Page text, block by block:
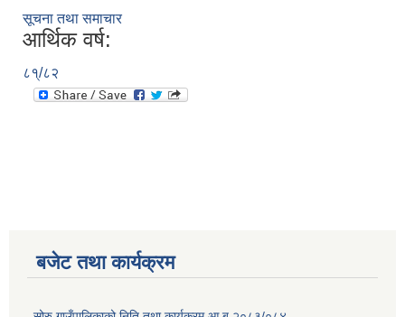
सूचना तथा समाचार
आर्थिक वर्ष:
८१्/८२
बजेट तथा कार्यक्रम